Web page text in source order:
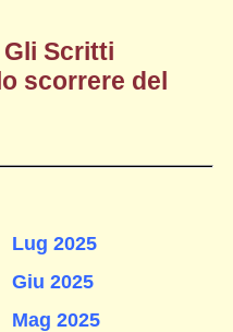
Scritti
scorrere del
Lug 2025
Giu 2025
Mag 2025